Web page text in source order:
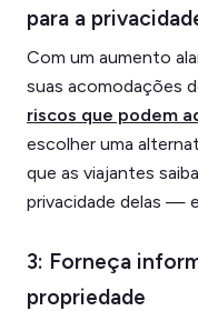
para a
Com um aumento
suas acomodações
riscos que podem
escolher uma
que as viajantes
privacidade delas —
3: Forneça
propriedade